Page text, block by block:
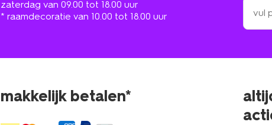
zaterdag van 09.00 tot 18.00 uur
* raamdecoratie van 10.00 tot 18.00 uur
een
winkel
in
makkelijk betalen*